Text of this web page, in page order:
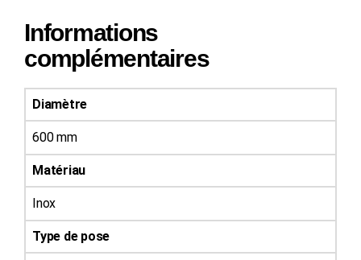
Informations
complémentaires
Diamètre
600 mm
Matériau
Inox
Type de pose